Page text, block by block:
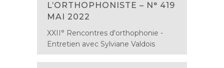
L’ORTHOPHONISTE – N° 419
MAI 2022
XXII° Rencontres d'orthophonie -
Entretien avec Sylviane Valdois